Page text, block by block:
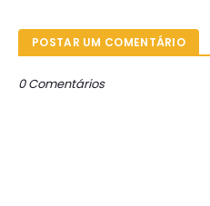
POSTAR UM COMENTÁRIO
0 Comentários